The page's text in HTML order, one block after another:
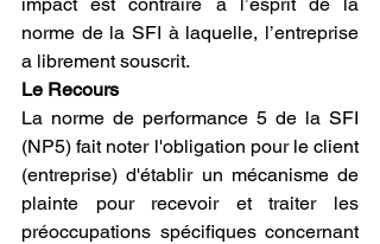
norme de la SFI à laquelle, l’entreprise
a librement souscrit.
Le Recours
La norme de performance 5 de la SFI
(NP5) fait noter l'obligation pour le client
(entreprise) d'établir un mécanisme de
plainte pour recevoir et traiter les
préoccupations spécifiques concernant